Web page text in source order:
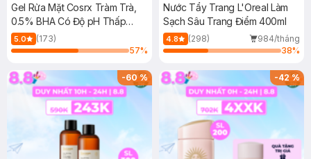
Gel Rửa Mặt Cosrx Tràm Trà,
0.5% BHA Có Độ pH Thấp
150ml
5.0
(173)
57%
Nước Tẩy Trang L'Oreal Làm
Sạch Sâu Trang Điểm 400ml
4.8 (298)
984/tháng
38%
-60% -42%